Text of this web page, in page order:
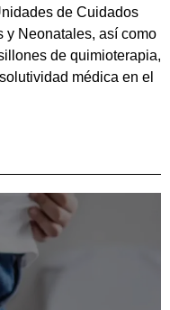
de Cuidados
y Neonatales, así como
de quimioterapia,
médica en el